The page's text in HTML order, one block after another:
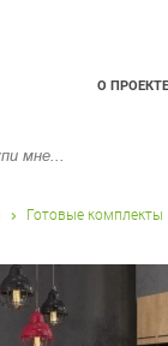
О ПРОЕКТЕ
Готовые комплекты